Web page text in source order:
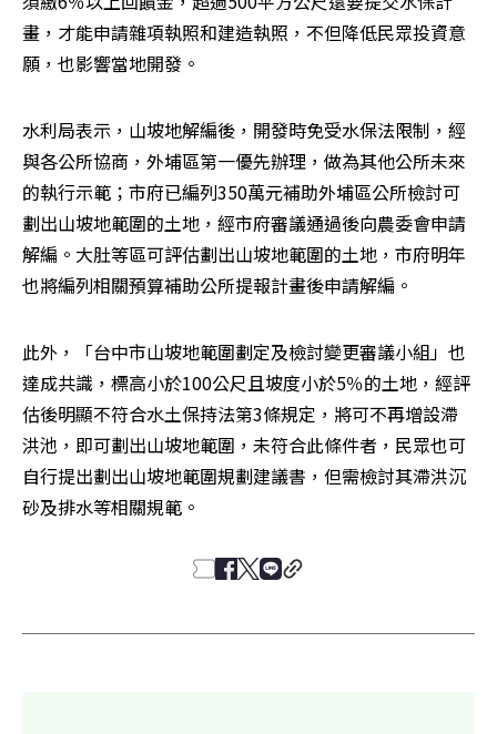
畫，才能申請雜項執照和建造執照，不但降低民眾投資意
願，也影響當地開發。
水利局表示，山坡地解編後，開發時免受水保法限制，經
與各公所協商，外埔區第一優先辦理，做為其他公所未來
的執行示範；市府已編列350萬元補助外埔區公所檢討可
劃出山坡地範圍的土地，經市府審議通過後向農委會申請
解編。大肚等區可評估劃出山坡地範圍的土地，市府明年
也將編列相關預算補助公所提報計畫後申請解編。
此外，「台中市山坡地範圍劃定及檢討變更審議小組」也
達成共識，標高小於100公尺且坡度小於5％的土地，經評
估後明顯不符合水土保持法第3條規定，將可不再增設滯
洪池，即可劃出山坡地範圍，未符合此條件者，民眾也可
自行提出劃出山坡地範圍規劃建議書，但需檢討其滯洪沉
砂及排水等相關規範。